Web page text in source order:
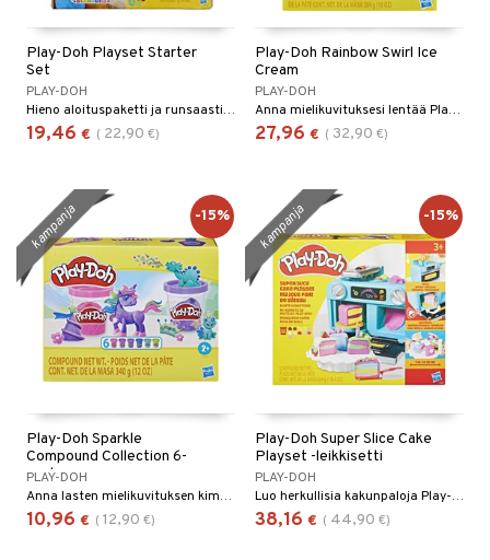
Play-Doh Playset Starter
Set
PLAY-DOH
Hieno aloituspaketti ja runsaasti välineitä.
19,46 € ( 22,90 €)
Play-Doh Rainbow Swirl Ice
Cream
PLAY-DOH
Anna mielikuvituksesi lentää Play-Doh Rainbow Swirl Ice Cream -leikkisetin avulla!
27,96 € ( 32,90 €)
Play-Doh Sparkle
Compound Collection 6-
pack
PLAY-DOH
Anna lasten mielikuvituksen kimaltaa Play-Doh Sparkle Collectionin avulla!
10,96 € ( 12,90 €)
kampanja -15%
Play-Doh Super Slice Cake
Playset -leikkisetti
PLAY-DOH
Luo herkullisia kakunpaloja Play-dohista!
38,16 € ( 44,90 €)
kampanja -15%